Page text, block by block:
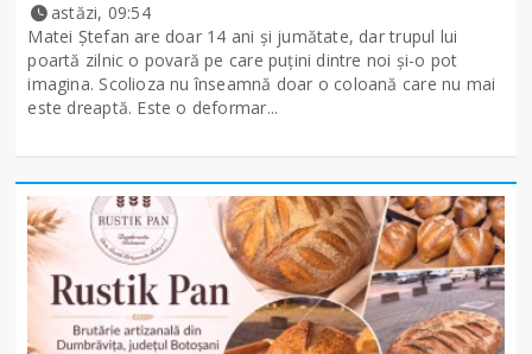
astăzi, 09:54
Matei Ștefan are doar 14 ani și jumătate, dar trupul lui
poartă zilnic o povară pe care puțini dintre noi și-o pot
imagina. Scolioza nu înseamnă doar o coloană care nu mai
este dreaptă. Este o deformar...